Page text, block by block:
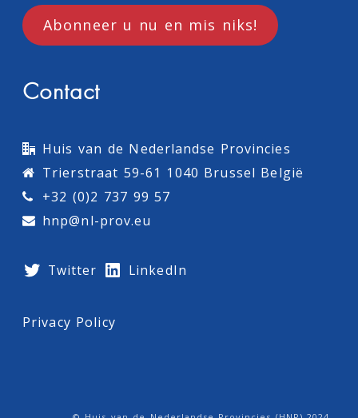
Abonneer u nu en mis niks!
Contact
Huis van de Nederlandse Provincies
Trierstraat 59-61 1040 Brussel België
+32 (0)2 737 99 57
hnp@nl-prov.eu
Twitter LinkedIn
Privacy Policy